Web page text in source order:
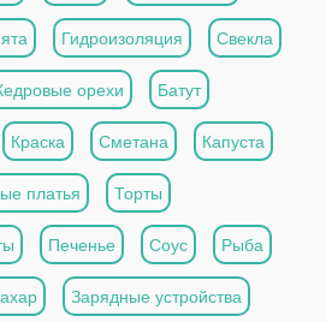
Гидроизоляция Свекла
орехи Батут
Краска Сметана Капуста
платья Торты
Печенье Соус Рыба
Зарядные устройства